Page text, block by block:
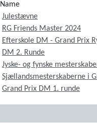
Name
Julestævne
RG Friends Master 2024
Efterskole DM - Grand Prix
DM 2. Runde
Jyske- og fynske
Sjællandsmesterskaberne i
Grand Prix DM 1. runde